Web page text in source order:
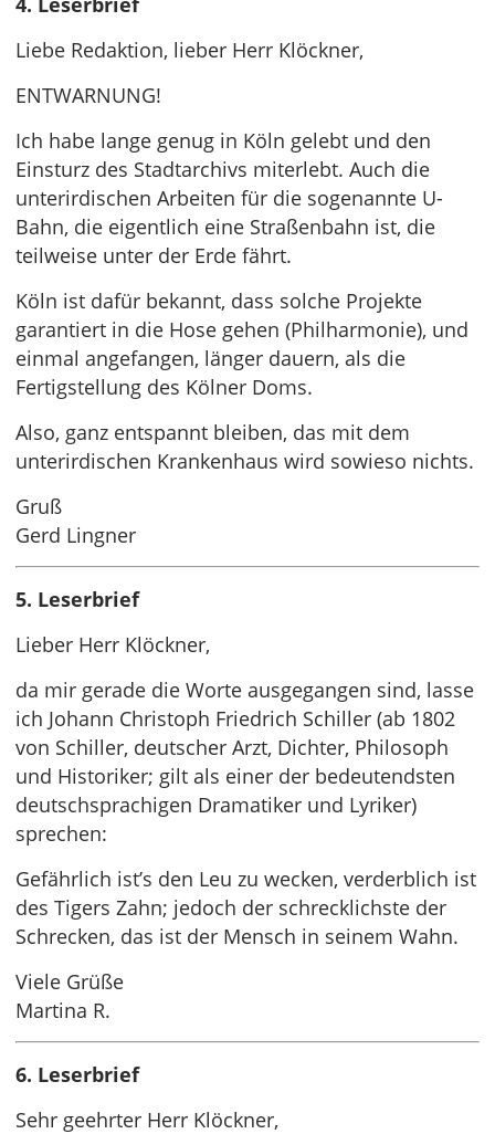
Liebe Redaktion, lieber Herr Klöckner,
ENTWARNUNG!
Ich habe lange genug in Köln gelebt und den
Einsturz des Stadtarchivs miterlebt. Auch die
unterirdischen Arbeiten für die sogenannte U-
Bahn, die eigentlich eine Straßenbahn ist, die
teilweise unter der Erde fährt.
Köln ist dafür bekannt, dass solche Projekte
garantiert in die Hose gehen (Philharmonie), und
einmal angefangen, länger dauern, als die
Fertigstellung des Kölner Doms.
Also, ganz entspannt bleiben, das mit dem
unterirdischen Krankenhaus wird sowieso nichts.
Gruß
Gerd Lingner
5. Leserbrief
Lieber Herr Klöckner,
da mir gerade die Worte ausgegangen sind, lasse
ich Johann Christoph Friedrich Schiller (ab 1802
von Schiller, deutscher Arzt, Dichter, Philosoph
und Historiker; gilt als einer der bedeutendsten
deutschsprachigen Dramatiker und Lyriker)
sprechen:
Gefährlich ist’s den Leu zu wecken, verderblich ist
des Tigers Zahn; jedoch der schrecklichste der
Schrecken, das ist der Mensch in seinem Wahn.
Viele Grüße
Martina R.
6. Leserbrief
Sehr geehrter Herr Klöckner,